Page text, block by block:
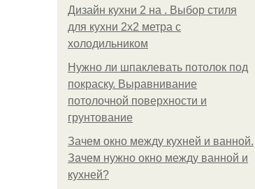
Дизайн кухни 2 на . Выбор стиля
для кухни 2х2 метра с
холодильником
Нужно ли шпаклевать потолок под
покраску. Выравнивание
потолочной поверхности и
грунтование
Зачем окно между кухней и ванной.
Зачем нужно окно между ванной и
кухней?